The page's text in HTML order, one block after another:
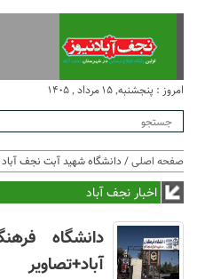
امروز : پنجشنبه, ۱۵ مرداد , ۱۴۰۵
صفحه اصلی/ دانشگاه شهید آبت نجف آباد
اخبار نجف آباد
دانشگاه
آباد+تصاویر